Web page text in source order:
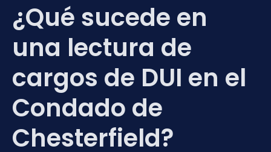
¿Qué sucede en
una lectura de
cargos de DUI en el
Condado de
Chesterfield?